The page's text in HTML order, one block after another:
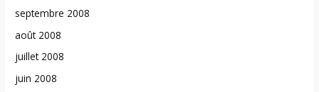
septembre 2008
août 2008
juillet 2008
juin 2008